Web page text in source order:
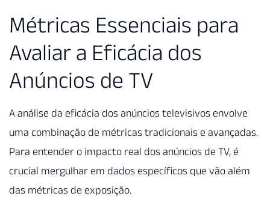
Métricas Essenciais para
Avaliar a Eficácia dos
Anúncios de TV
A análise da eficácia dos anúncios televisivos envolve
uma combinação de métricas tradicionais e avançadas.
Para entender o impacto real dos anúncios de TV, é
crucial mergulhar em dados específicos que vão além
das métricas de exposição.